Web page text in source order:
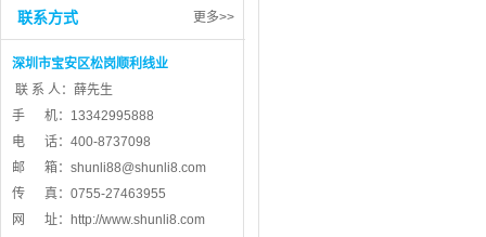
联系方式 更多>>
深圳市宝安区松岗顺利线业
联 系 人：薛先生
手 机：13342995888
电 话：400-8737098
邮 箱： shunli88@shunli8.com
传 真：0755-27463955
网 址：
http://www.shunli8.com